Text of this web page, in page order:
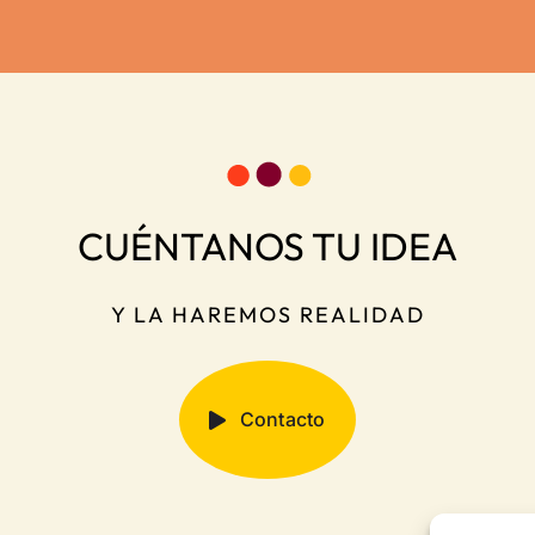
CUÉNTANOS TU IDEA
Y LA HAREMOS REALIDAD
Contacto